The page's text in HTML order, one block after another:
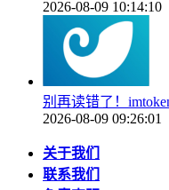
2026-08-09 10:14:10
别再读错了！
2026-08-09 09:26:01
关于我们
联系我们